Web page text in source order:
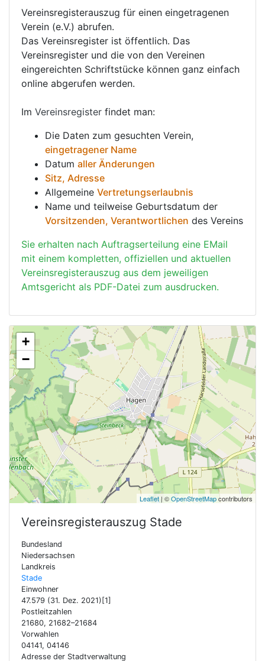
Vereinsregisterauszug für einen eingetragenen
Verein (e.V.) abrufen.
Das Vereinsregister ist öffentlich. Das
Vereinsregister und die von den Vereinen
eingereichten Schriftstücke können ganz einfach
online abgerufen werden.
Im Vereinsregister findet man:
Die Daten zum gesuchten Verein,
eingetragener Name
Datum aller Änderungen
Sitz, Adresse
Allgemeine Vertretungserlaubnis
Name und teilweise Geburtsdatum der
Vorsitzenden, Verantwortlichen des Vereins
Sie erhalten nach Auftragserteilung eine EMail
mit einem kompletten, offiziellen und aktuellen
Vereinsregisterauszug aus dem jeweiligen
Amtsgericht als PDF-Datei zum ausdrucken.
+
−
Leaflet | ©OpenStreetMapcontributors
Vereinsregisterauszug Stade
Bundesland
Niedersachsen
Landkreis
Stade
Einwohner
47.579 (31. Dez. 2021)[1]
Postleitzahlen
21680, 21682–21684
Vorwahlen
04141, 04146
Adresse der Stadtverwaltung